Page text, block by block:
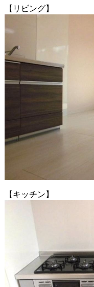
【リビング】
【キッチン】